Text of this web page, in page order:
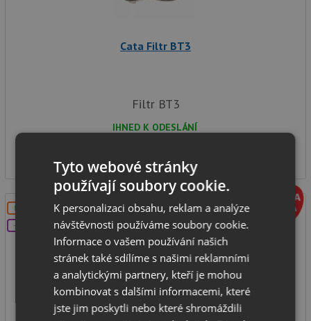
Cata Filtr BT3
Filtr BT3
IHNED K ODESLÁNÍ
DOPRAVA ZDARMA
+DÁREK
CATA TF 2003 600 DurAlum Nerez
Tyto webové stránky
používají soubory cookie.
K personalizaci obsahu, reklam a analýze
návštěvnosti používáme soubory cookie.
Informace o vašem používání našich
stránek také sdílíme s našimi reklamními
a analytickými partnery, kteří je mohou
kombinovat s dalšími informacemi, které
jste jim poskytli nebo které shromáždili